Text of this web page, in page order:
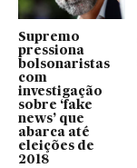
Supremo
pressiona
bolsonaristas
com
investigação
sobre ‘fake
news’ que
abarca até
eleições de
2018